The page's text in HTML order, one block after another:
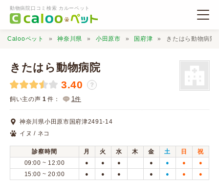
動物病院口コミ検索 カルーペット
動物病院検索
口コミ検索
Calooペットとは？
Calooペット 神奈川県 小田原市 国府津 きたはら動物病院
きたはら動物病院
3.40 ？
飼い主の声 1 件： 1件
神奈川県小田原市国府津2491-14
イヌ / ネコ
診察時間 月 火 水 木 金 土 日
祝
09:00 ~ 12:00
● ● ● ● ● ● ●
15:00 ~ 20:00 ● ● ● ● ● ● ●